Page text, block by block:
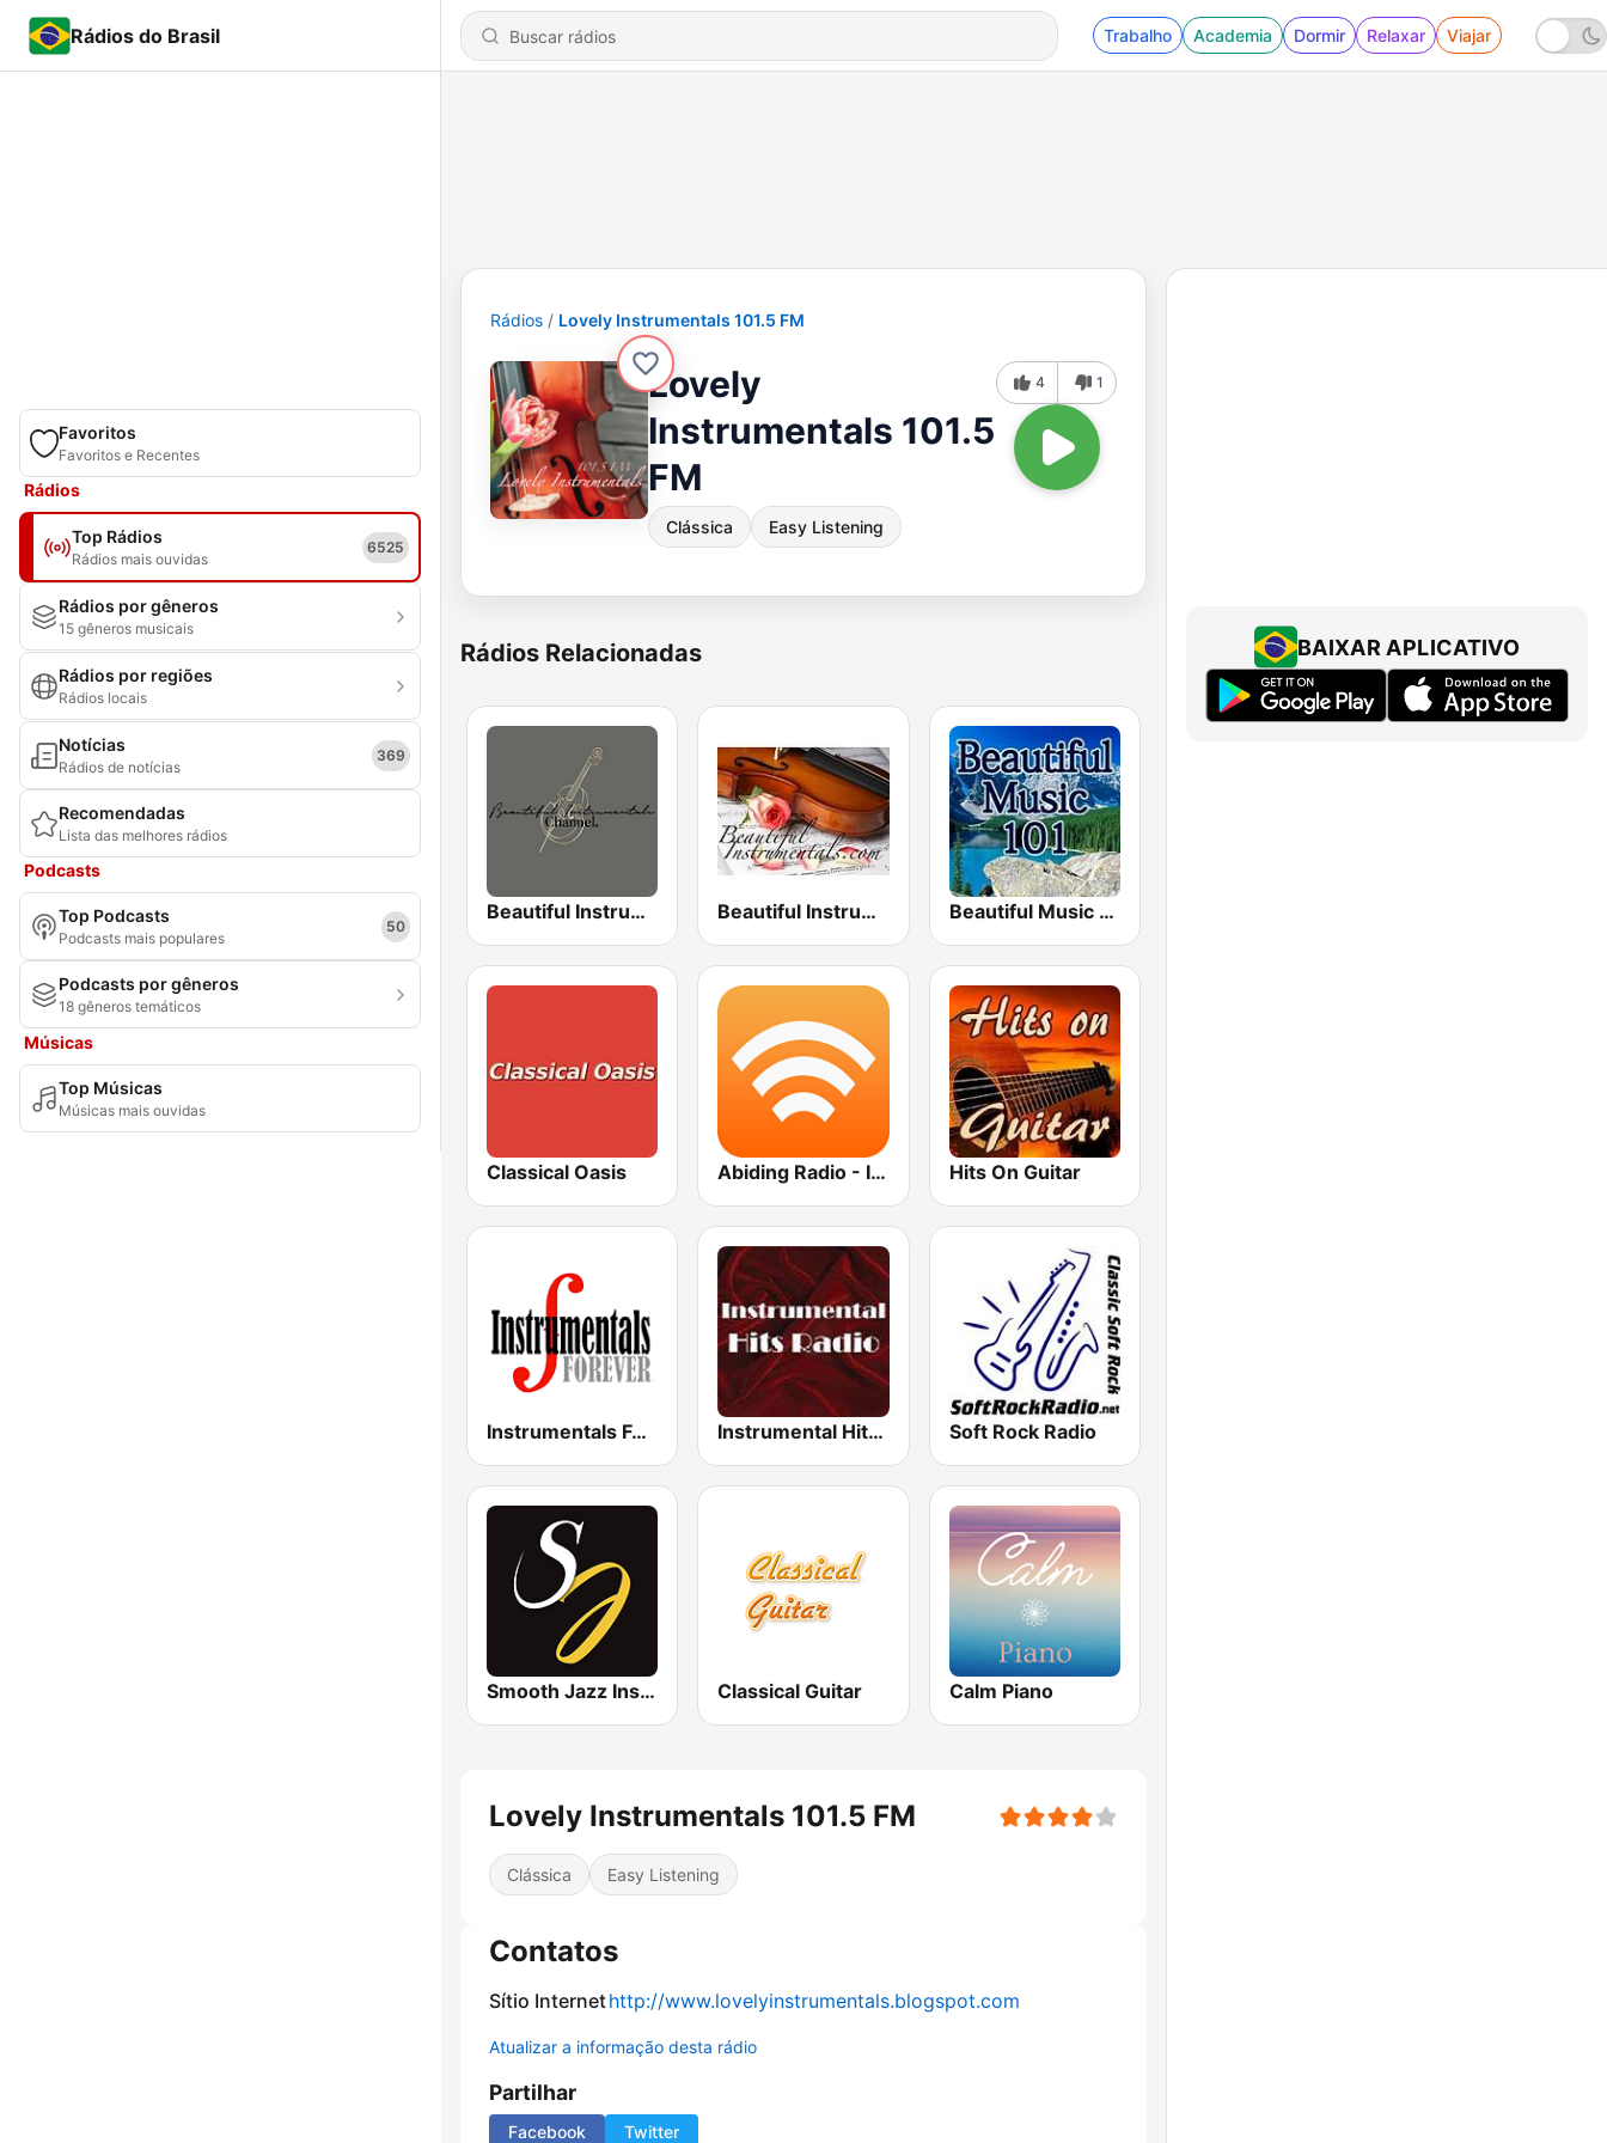
Rádios do Brasil Trabalho Academia Dormir Relaxar Viajar
Favoritos
Favoritos e Recentes
Rádios
Top Rádios
Rádios mais ouvidas
6525
Rádios por gêneros
15 gêneros musicais
Rádios por regiões
Rádios locais
Notícias
Rádios de notícias
369
Recomendadas
Lista das melhores rádios
Podcasts
Top Podcasts
Podcasts mais populares
50
Podcasts por gêneros
18 gêneros temáticos
Músicas
Top Músicas
Músicas mais ouvidas
Rádios Lovely Instrumentals 101.5 FM
Lovely
Instrumentals 101.5
FM
Clássica Easy Listening
4 1
Rádios Relacionadas
Beautiful Instrumentals Channel Beautiful Instrumentals Beautiful Music 101
Classical Oasis Abiding Radio - Instrumental Hits On Guitar
Instrumentals Forever Instrumental Hits Radio Soft Rock Radio
Smooth Jazz Instrumental Classical Guitar Calm Piano
Lovely Instrumentals 101.5 FM
Clássica Easy Listening
Contatos
Sítio Internethttp://www.lovelyinstrumentals.blogspot.com
Atualizar a informação desta rádio
Partilhar
Facebook Twitter
BAIXAR APLICATIVO